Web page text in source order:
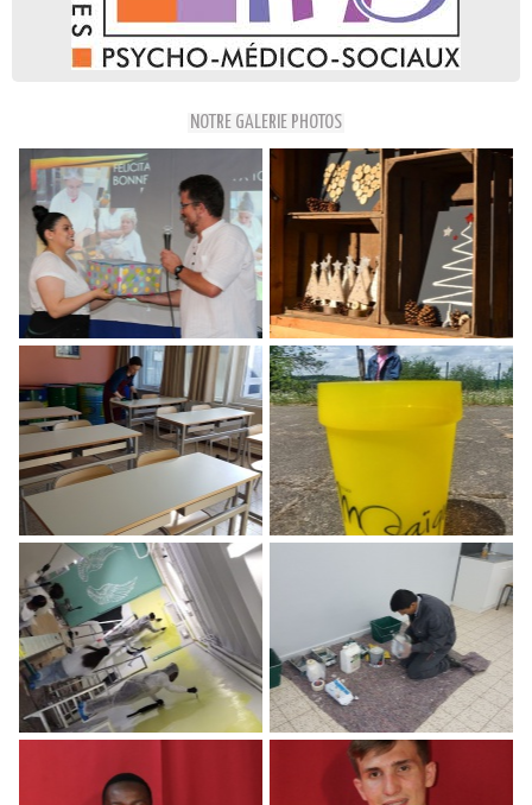
NOTRE GALERIE PHOTOS